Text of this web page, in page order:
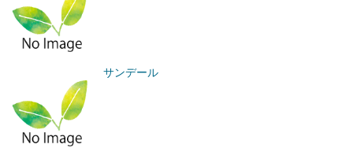
サンデール